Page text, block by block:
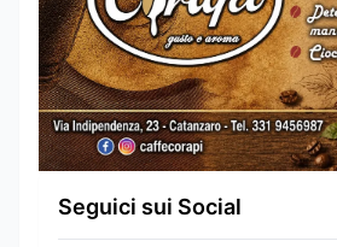
Seguici sui Social